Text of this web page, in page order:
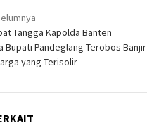
Tangga Kapolda Banten
Bupati Pandeglang Terobos Banjir
yang Terisolir